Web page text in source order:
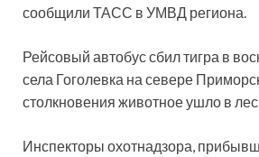
сообщили ТАСС в УМВД региона.
Рейсовый автобус сбил тигра в
села Гоголевка на севере
столкновения животное ушло в
Инспекторы охотнадзора,